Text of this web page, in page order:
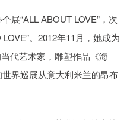
展“ALL ABOUT LOVE”，次
。2012年11月，她成为
代艺术家，雕塑作品《海
界巡展从意大利米兰的昂布